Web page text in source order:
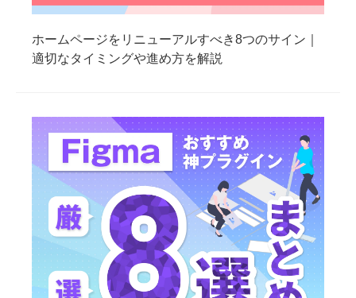
ホームページをリニューアルすべき8つのサイン｜
適切なタイミングや進め方を解説